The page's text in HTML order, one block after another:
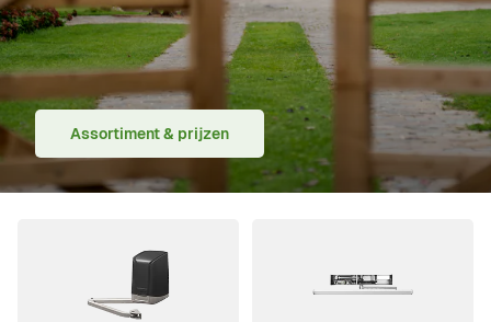
Assortiment & prijzen